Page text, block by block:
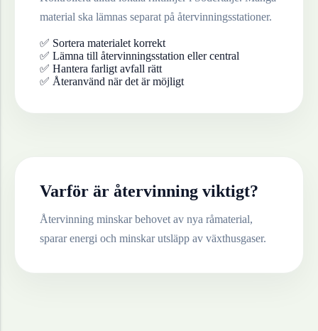
material ska lämnas separat på återvinningsstationer.
✅ Sortera materialet korrekt
✅ Lämna till återvinningsstation eller central
✅ Hantera farligt avfall rätt
✅ Återanvänd när det är möjligt
Varför är återvinning viktigt?
Återvinning minskar behovet av nya råmaterial,
sparar energi och minskar utsläpp av växthusgaser.